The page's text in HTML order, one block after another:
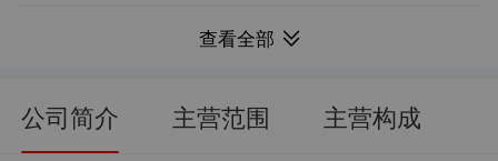
流通市值： 77.67亿 归母净利润同比： -11.83%
每股资本公积金：
查看全部
公司简介 主营范围 主营构成